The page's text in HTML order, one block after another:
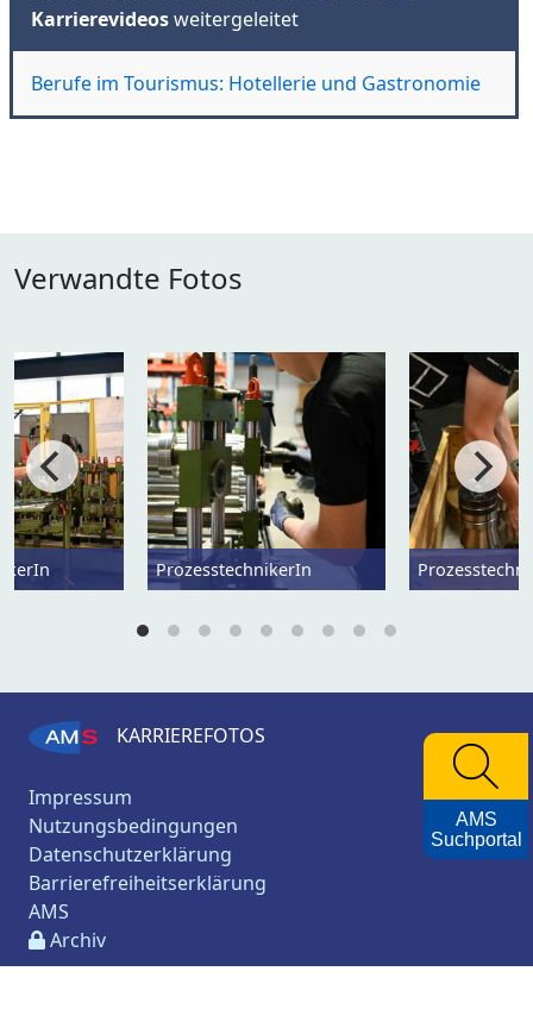
Karrierevideosweitergeleitet
Berufe im Tourismus: Hotellerie und Gastronomie
Verwandte Fotos
ProzesstechnikerIn
KARRIEREFOTOS
Impressum
Nutzungsbedingungen
Datenschutzerklärung
Barrierefreiheitserklärung
AMS
Archiv
AMS
Suchportal